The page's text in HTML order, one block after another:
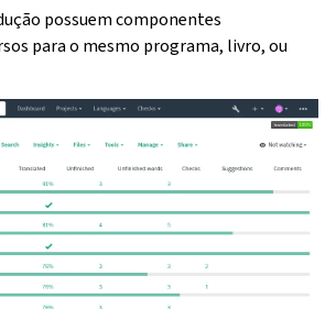
possuem componentes
para o mesmo programa, livro, ou